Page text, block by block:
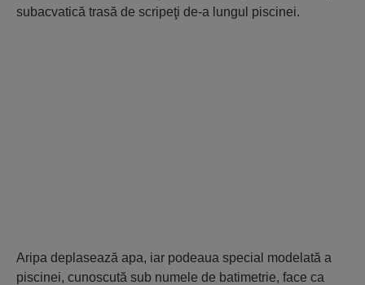
subacvatică trasă de scripeţi de-a lungul piscinei.
Aripa deplasează apa, iar podeaua special modelată a
piscinei, cunoscută sub numele de batimetrie, face ca